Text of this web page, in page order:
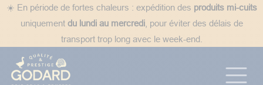
Se rendre au contenu
☀️ En période de fortes chaleurs : expédition des produits mi-cuits
uniquement du lundi au mercredi, pour éviter des délais de
transport trop long avec le week-end.